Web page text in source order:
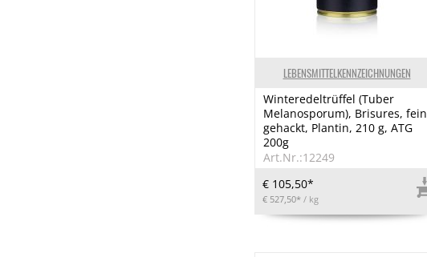
LEBENSMITTELKENNZEICHNUNGEN
Winteredeltrüffel (Tuber
Melanosporum), Brisures, fein
gehackt, Plantin, 210 g, ATG
200g
Art.Nr.:12249
€ 105,50*
€ 527,50* / kg